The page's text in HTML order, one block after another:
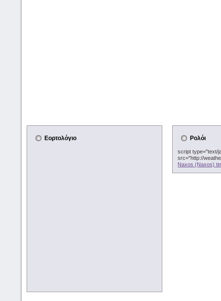
Εορτολόγιο Ρολόι
script type="text/
src="http://
Naxos (Naxos)